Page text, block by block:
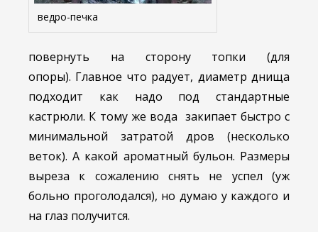
ведро-печка
повернуть на сторону топки (для
опоры). Главное что радует, диаметр днища
подходит как надо под стандартные
кастрюли. К тому же вода закипает быстро с
минимальной затратой дров (несколько
веток). А какой ароматный бульон. Размеры
выреза к сожалению снять не успел (уж
больно проголодался), но думаю у каждого и
на глаз получится.